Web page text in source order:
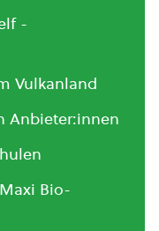
-
Vulkanland
Anbieter:innen
Bio-